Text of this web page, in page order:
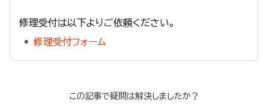
修理受付は以下よりご依頼ください。
修理受付フォーム
この記事で疑問は解決しましたか？